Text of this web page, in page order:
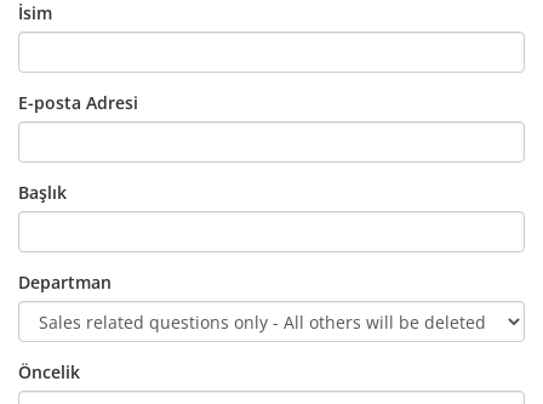
İsim
E-posta Adresi
Başlık
Departman
Öncelik